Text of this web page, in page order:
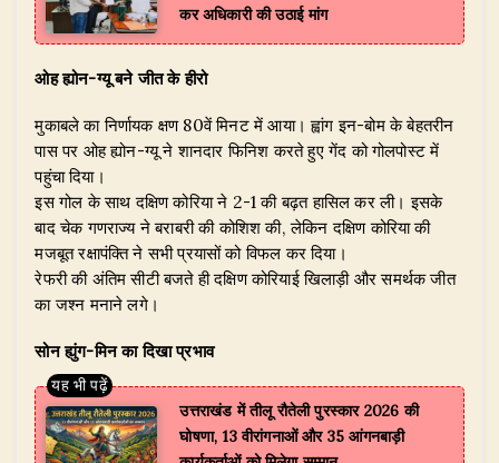
कर अधिकारी की उठाई मांग
ओह ह्योन-ग्यू बने जीत के हीरो
मुकाबले का निर्णायक क्षण 80वें मिनट में आया। ह्वांग इन-बोम के बेहतरीन
पास पर ओह ह्योन-ग्यू ने शानदार फिनिश करते हुए गेंद को गोलपोस्ट में
पहुंचा दिया।
इस गोल के साथ दक्षिण कोरिया ने 2-1 की बढ़त हासिल कर ली। इसके
बाद चेक गणराज्य ने बराबरी की कोशिश की, लेकिन दक्षिण कोरिया की
मजबूत रक्षापंक्ति ने सभी प्रयासों को विफल कर दिया।
रेफरी की अंतिम सीटी बजते ही दक्षिण कोरियाई खिलाड़ी और समर्थक जीत
का जश्न मनाने लगे।
सोन ह्युंग-मिन का दिखा प्रभाव
उत्तराखंड में तीलू रौतेली पुरस्कार 2026 की
घोषणा, 13 वीरांगनाओं और 35 आंगनबाड़ी